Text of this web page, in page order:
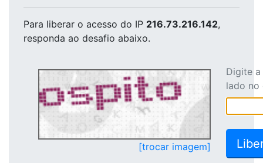
Para liberar o acesso do IP 216.73.216.142,
responda ao desafio abaixo.
[trocar imagem]
Digite
lado no